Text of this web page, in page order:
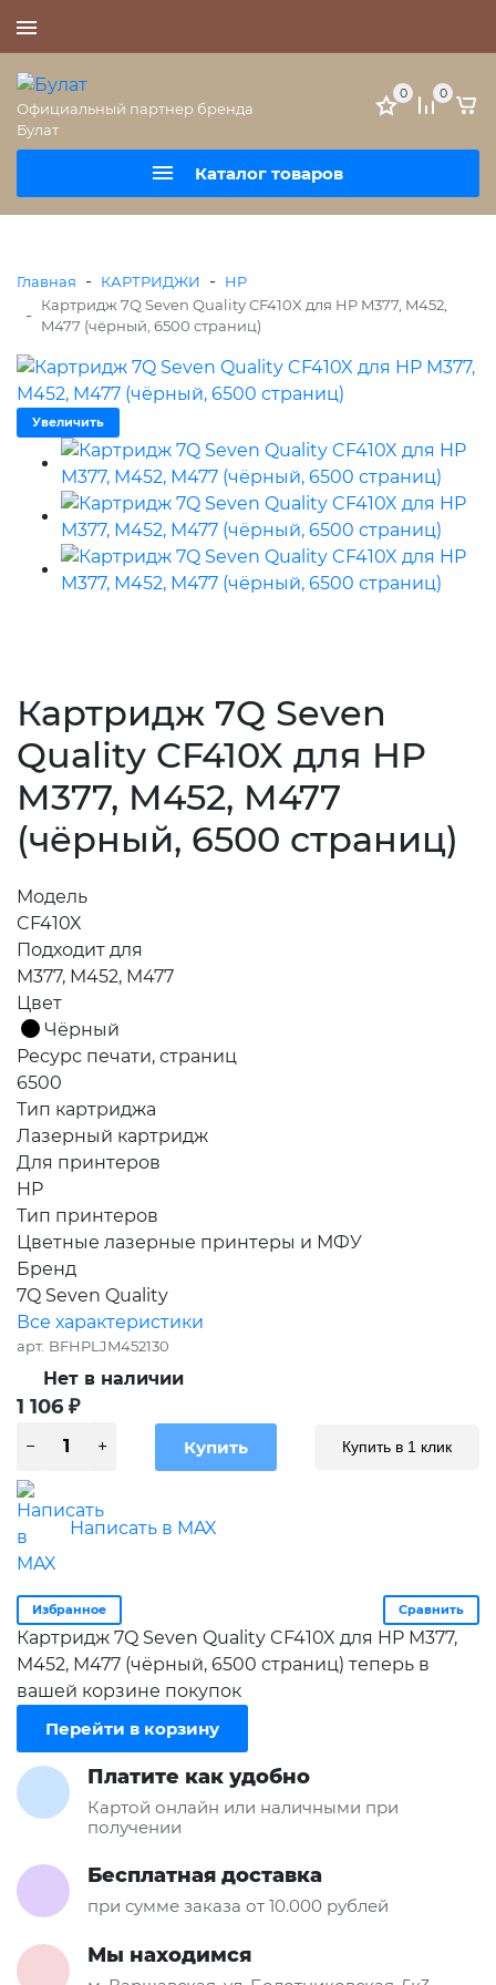
Официальный партнер бренда
Булат
Каталог товаров
0 0
Главная - КАРТРИДЖИ - HP
-
Картридж 7Q Seven Quality CF410X для HP M377, M452,
M477 (чёрный, 6500 страниц)
Увеличить
Картридж 7Q Seven
Quality CF410X для HP
M377, M452, M477
(чёрный, 6500 страниц)
Модель
CF410X
Подходит для
M377, M452, M477
Цвет
Чёрный
Ресурс печати, страниц
6500
Тип картриджа
Лазерный картридж
Для принтеров
HP
Тип принтеров
Цветные лазерные принтеры и МФУ
Бренд
7Q Seven Quality
Все характеристики
арт. BFHPLJM452130
Нет в наличии
1 106 ₽
Купить в 1 клик
Написать в MAX
Избранное Сравнить
Картридж 7Q Seven Quality CF410X для HP M377,
M452, M477 (чёрный, 6500 страниц) теперь в
вашей корзине покупок
Перейти в корзину
Платите как удобно
Картой онлайн или наличными при
получении
Бесплатная доставка
при сумме заказа от 10.000 рублей
Мы находимся